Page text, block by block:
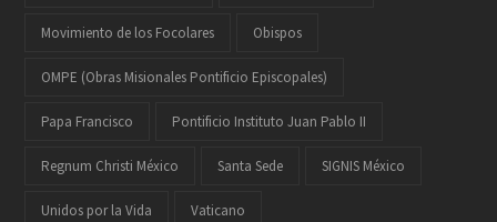
Movimiento de los Focolares Obispos
OMPE (Obras Misionales Pontificio Episcopales)
Papa Francisco Pontificio Instituto Juan Pablo II
Regnum Christi México Santa Sede SIGNIS México
Unidos por la Vida Vaticano